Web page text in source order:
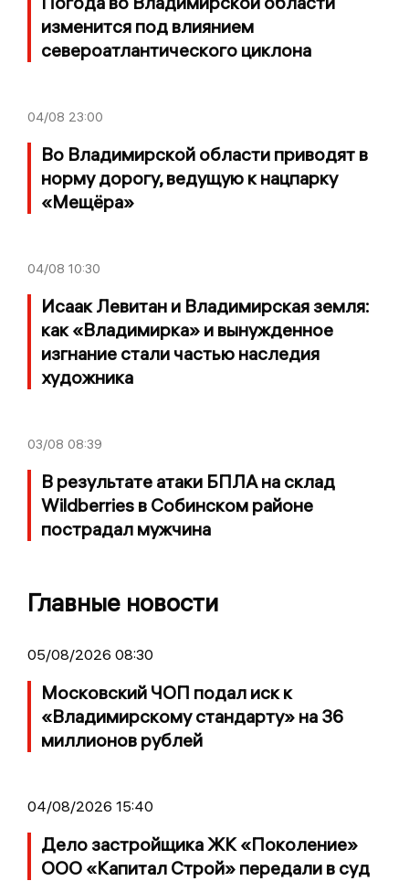
изменится под влиянием
североатлантического циклона
04/08 23:00
Во Владимирской области приводят в
норму дорогу, ведущую к нацпарку
«Мещёра»
04/08 10:30
Исаак Левитан и Владимирская земля:
как «Владимирка» и вынужденное
изгнание стали частью наследия
художника
03/08 08:39
В результате атаки БПЛА на склад
Wildberries в Собинском районе
пострадал мужчина
Главные новости
05/08/2026 08:30
Московский ЧОП подал иск к
«Владимирскому стандарту» на 36
миллионов рублей
04/08/2026 15:40
Дело застройщика ЖК «Поколение»
ООО «Капитал Строй» передали в суд